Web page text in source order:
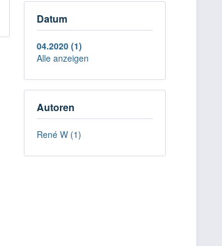
Datum
04.2020 (1)
Alle anzeigen
Autoren
René W (1)